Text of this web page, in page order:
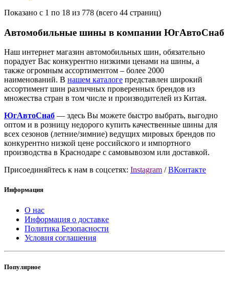
Показано с 1 по 18 из 778 (всего 44 страниц)
Автомобильные шины в компании ЮгАвтоСнаб
Наш интернет магазин автомобильных шин, обязательно
порадует Вас конкурентно низкими ценами на шины, а
также огромным ассортиментом – более 2000
наименований. В нашем каталоге представлен широкий
ассортимент шин различных проверенных брендов из
множества стран в том числе и производителей из Китая.
ЮгАвтоСнаб — здесь Вы можете быстро выбрать, выгодно
оптом и в розницу недорого купить качественные шины для
всех сезонов (летние/зимние) ведущих мировых брендов по
конкурентно низкой цене российского и импортного
производства в Краснодаре с самовывозом или доставкой.
Присоединяйтесь к нам в соцсетях: Instagram /ВКонтакте
Информация
О нас
Информация о доставке
Политика Безопасности
Условия соглашения
Популярное